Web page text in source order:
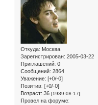
Откуда: Москва
Зарегистрирован: 2005-03-22
Приглашений: 0
Сообщений: 2864
Уважение: [+0/-0]
Позитив: [+0/-0]
Возраст: 36 [1989-08-17]
Провел на форуме: